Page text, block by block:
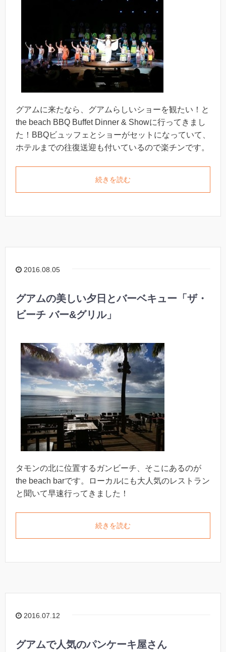
グアムに来たなら、グアムらしいショーを観たい！と
the beach BBQ Buffet Dinner & Showに行ってきまし
た！BBQビュッフェとショーがセットになっていて、
ホテルまでの往復送迎も付いているので楽チンです。
続きを読む
2016.08.05
グアムの美しい夕日とバーベキュー「ザ・
ビーチ バー&グリル」
タモンの北に位置するガンビーチ、そこにあるのが
the beach barです。ローカルにも大人気のレストラン
と聞いて早速行ってきました！
続きを読む
2016.07.12
グアムで人気のパンケーキ屋さん